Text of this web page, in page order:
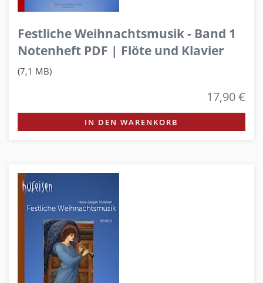
Festliche Weihnachtsmusik - Band 1
Notenheft PDF | Flöte und Klavier
(7,1 MB)
17,90 €
IN DEN WARENKORB